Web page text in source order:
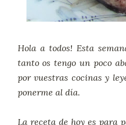
Hola a todos! Esta
tanto os tengo un poco
por vuestras cocinas y
ponerme al día.
La receta de hoy es para